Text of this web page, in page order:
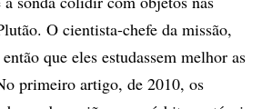
O cientista-chefe da missão,
que eles estudassem melhor as
primeiro artigo, de 2010, os